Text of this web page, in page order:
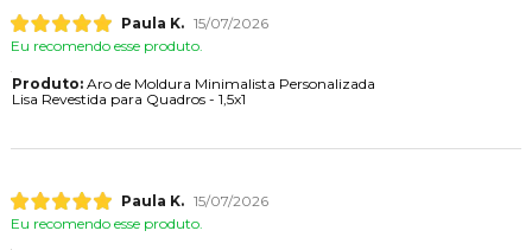
Paula K. 15/07/2026
Eu recomendo esse produto.
Produto:Aro de Moldura Minimalista Personalizada
Lisa Revestida para Quadros - 1,5x1
Paula K. 15/07/2026
Eu recomendo esse produto.